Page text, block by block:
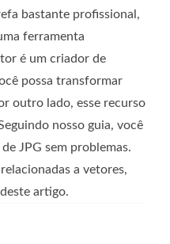
bastante profissional,
ferramenta
é um criador de
possa transformar
outro lado, esse recurso
nosso guia, você
JPG sem problemas.
a vetores,
artigo.